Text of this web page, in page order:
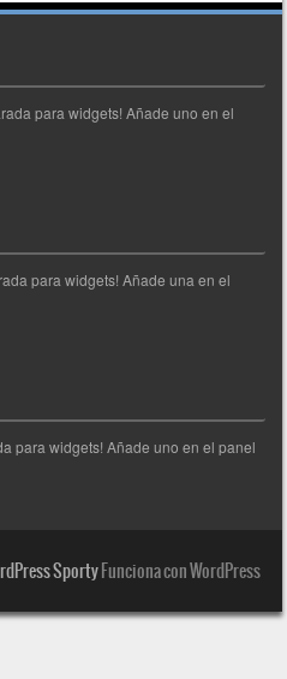
para widgets! Añade uno en el
para widgets! Añade una en el
para widgets! Añade uno en el panel
SportyFunciona con WordPress